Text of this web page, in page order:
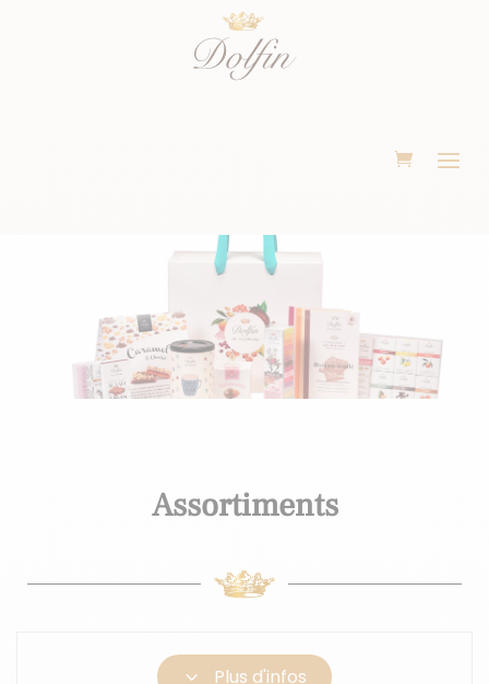
Assortiments
3 Plus d'infos